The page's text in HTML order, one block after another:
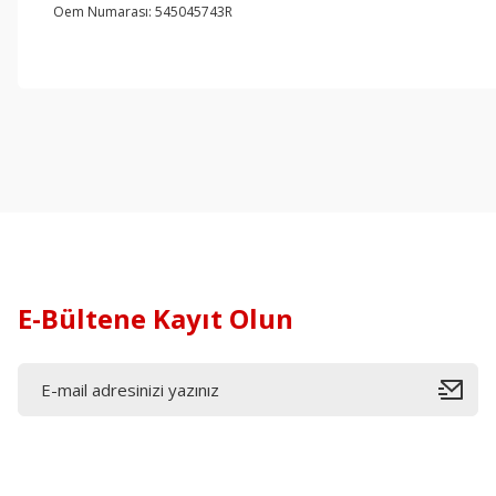
Oem Numarası: 545045743R
E-Bültene Kayıt Olun